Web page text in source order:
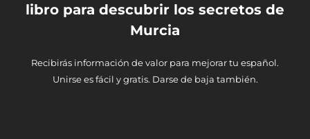
libro para descubrir los secretos de
Murcia
Recibirás información de valor para mejorar tu español.
Unirse es fácil y gratis. Darse de baja también.